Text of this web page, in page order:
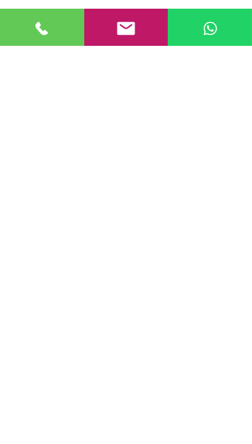
NOS POINTS D'ACCUEILS